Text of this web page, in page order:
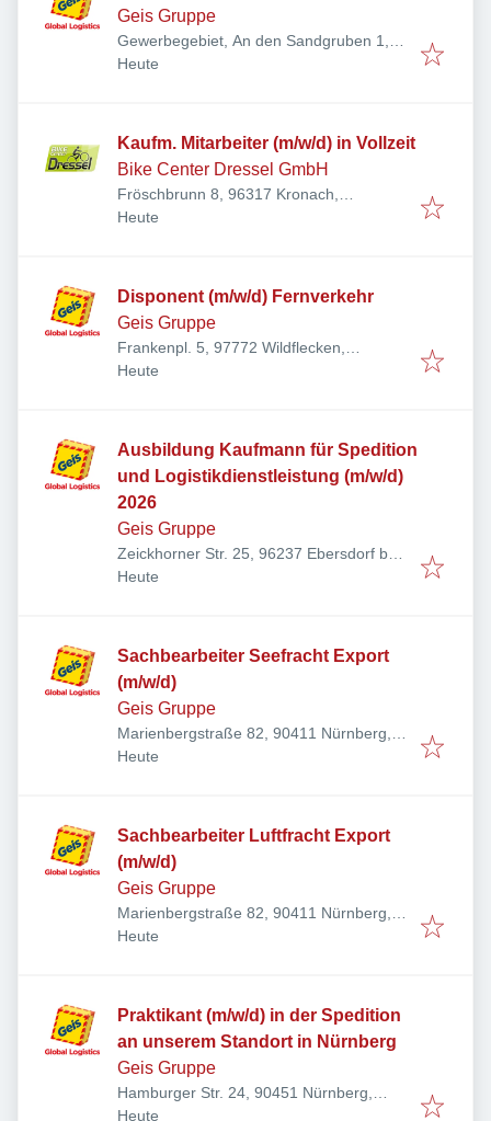
Geis Gruppe
Gewerbegebiet, An den Sandgruben 1,
91301 Forchheim, Deutschland
Veröffentlicht
Heute
Kaufm. Mitarbeiter (m/w/d) in Vollzeit
Bike Center Dressel GmbH
Fröschbrunn 8, 96317 Kronach,
Deutschland
Veröffentlicht
Heute
Disponent (m/w/d) Fernverkehr
Geis Gruppe
Frankenpl. 5, 97772 Wildflecken,
Deutschland
Veröffentlicht
Heute
Ausbildung Kaufmann für Spedition
und Logistikdienstleistung (m/w/d)
2026
Geis Gruppe
Zeickhorner Str. 25, 96237 Ebersdorf bei
Coburg, Deutschland
Veröffentlicht
Heute
Sachbearbeiter Seefracht Export
(m/w/d)
Geis Gruppe
Marienbergstraße 82, 90411 Nürnberg,
Deutschland
Veröffentlicht
Heute
Sachbearbeiter Luftfracht Export
(m/w/d)
Geis Gruppe
Marienbergstraße 82, 90411 Nürnberg,
Deutschland
Veröffentlicht
Heute
Praktikant (m/w/d) in der Spedition
an unserem Standort in Nürnberg
Geis Gruppe
Hamburger Str. 24, 90451 Nürnberg,
Deutschland
Veröffentlicht
Heute